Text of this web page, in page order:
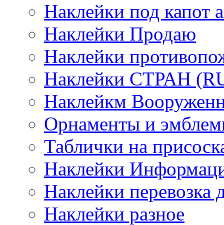
Наклейки под капот
Наклейки Продаю
Наклейки
Наклейки СТРАН
Наклейкм
Орнаменты и
Таблички на
Наклейки
Наклейки перевозка
Наклейки разное